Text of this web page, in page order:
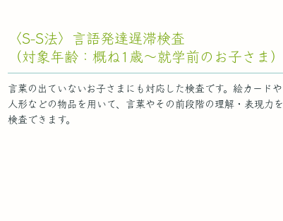
〈S-S法〉言語発達遅滞検査
（対象年齢：概ね1歳～就学前のお子さま）
言葉の出ていないお子さまにも対応した検査です。絵カードや
人形などの物品を用いて、言葉やその前段階の理解・表現力を
検査できます。